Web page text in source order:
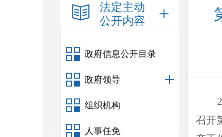
法定主动
公开内容
政府信息公开目录
政府领导
组织机构
人事任免
召开